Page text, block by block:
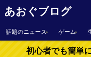
あおぐブログ
話題のニュース ゲーム
初心者でも簡単